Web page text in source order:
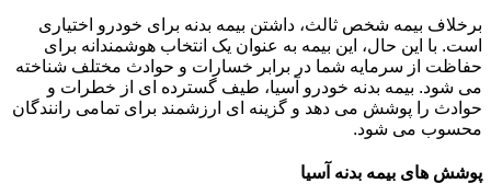
برخلاف بیمه شخص ثالث، داشتن بیمه بدنه برای خودرو اختیاری
است. با این حال، این بیمه به عنوان یک انتخاب هوشمندانه برای
حفاظت از سرمایه شما در برابر خسارات و حوادث مختلف شناخته
می شود. بیمه بدنه خودرو آسیا، طیف گسترده ای از خطرات و
حوادث را پوشش می دهد و گزینه ای ارزشمند برای تمامی رانندگان
محسوب می شود.
پوشش های بیمه بدنه آسیا